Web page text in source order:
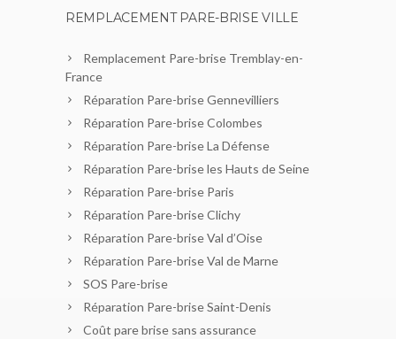
REMPLACEMENT PARE-BRISE VILLE
Remplacement Pare-brise Tremblay-en-
France
Réparation Pare-brise Gennevilliers
Réparation Pare-brise Colombes
Réparation Pare-brise La Défense
Réparation Pare-brise les Hauts de Seine
Réparation Pare-brise Paris
Réparation Pare-brise Clichy
Réparation Pare-brise Val d’Oise
Réparation Pare-brise Val de Marne
SOS Pare-brise
Réparation Pare-brise Saint-Denis
Coût pare brise sans assurance